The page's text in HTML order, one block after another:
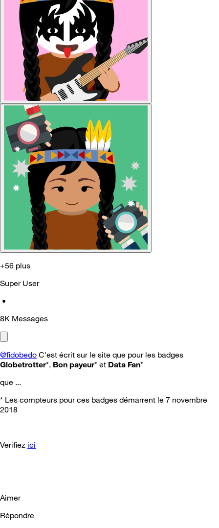
+56 plus
Super User
•
8K Messages
@fidobedo C'est écrit sur le site que pour les badges
Globetrotter*, Bon payeur* et Data Fan*
que ...
* Les compteurs pour ces badges démarrent le 7 novembre
2018
Verifiez ici
Aimer
Répondre